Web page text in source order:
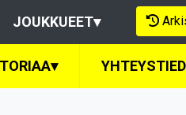
JOUKKUEET▾
▾